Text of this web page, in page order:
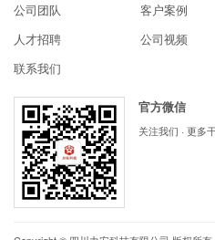
公司团队
人才招聘
联系我们
客户案例
公司视频
官方微信
关注我们 · 更多